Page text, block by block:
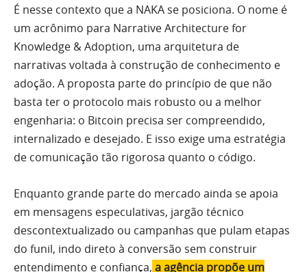
É nesse contexto que a NAKA se posiciona. O nome é
um acrônimo para Narrative Architecture for
Knowledge & Adoption, uma arquitetura de
narrativas voltada à construção de conhecimento e
adoção. A proposta parte do princípio de que não
basta ter o protocolo mais robusto ou a melhor
engenharia: o Bitcoin precisa ser compreendido,
internalizado e desejado. E isso exige uma estratégia
de comunicação tão rigorosa quanto o código.
Enquanto grande parte do mercado ainda se apoia
em mensagens especulativas, jargão técnico
descontextualizado ou campanhas que pulam etapas
do funil, indo direto à conversão sem construir
entendimento e confiança, a agência propõe um